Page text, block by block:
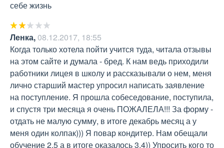
Ленка,08.12.2017, 18:55
Когда только хотела пойти учится туда, читала отзывы
на этом сайте и думала - бред. К нам ведь приходили
работники лицея в школу и рассказывали о нем, меня
лично старший мастер упросил написать заявление
на поступление. Я прошла собеседование, поступила,
и спустя три месяца я очень ПОЖАЛЕЛА!!! За форму -
отдать не малую сумму, в итоге декабрь месяц а у
меня один колпак))) Я повар кондитер. Нам обещали
обучение 2,5 а в итоге оказалось 3,4)) Упросить кого то